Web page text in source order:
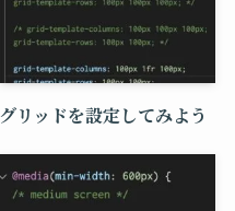
グリッドを設定してみよう